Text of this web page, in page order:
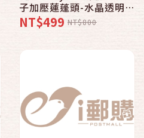
子加壓蓮蓬頭-水晶透明系
〈8ST水晶黃x1 香精x3
花形環x1〉
NT$499 NT$800